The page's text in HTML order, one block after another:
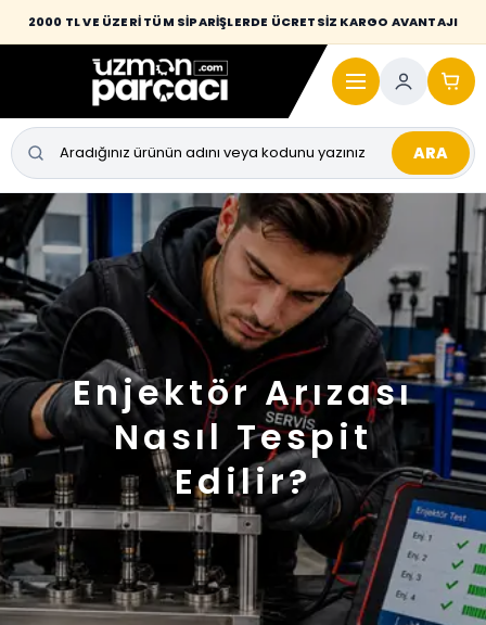
2000 TL VE ÜZERİ TÜM SİPARİŞLERDE ÜCRETSİZ KARGO AVANTAJI
ARA
Enjektör Arızası
Nasıl Tespit
Edilir?